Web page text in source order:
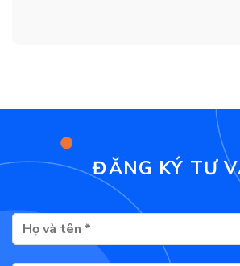
ĐĂNG KÝ TƯ